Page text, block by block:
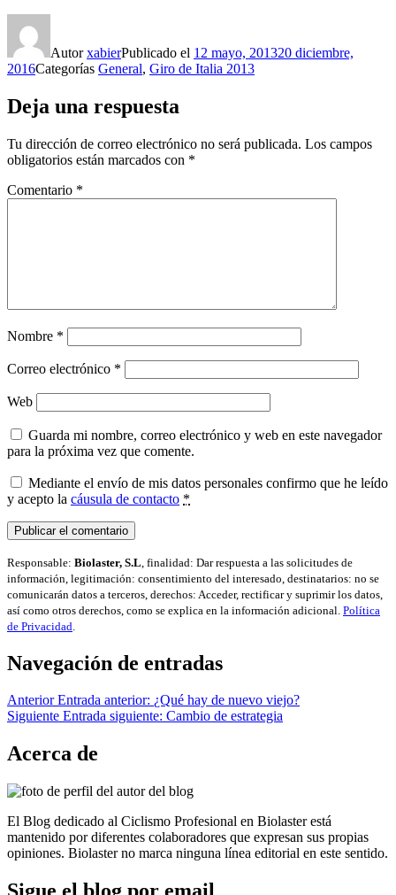
AutorxabierPublicado el 12 mayo, 201320 diciembre,
2016Categorías General, Giro de Italia 2013
Deja una respuesta
Tu dirección de correo electrónico no será publicada. Los campos
obligatorios están marcados con *
Comentario *
Nombre *
Correo electrónico *
Web
Guarda mi nombre, correo electrónico y web en este navegador
para la próxima vez que comente.
Mediante el envío de mis datos personales confirmo que he leído
y acepto la cáusula de contacto *
Responsable: Biolaster, S.L , finalidad: Dar respuesta a las solicitudes de
información, legitimación: consentimiento del interesado, destinatarios: no se
comunicarán datos a terceros, derechos: Acceder, rectificar y suprimir los datos,
así como otros derechos, como se explica en la información adicional. Política
de Privacidad
Navegación de entradas
Anterior Entrada anterior: ¿Qué hay de nuevo viejo?
Siguiente Entrada siguiente: Cambio de estrategia
Acerca de
El Blog dedicado al Ciclismo Profesional en Biolaster está
mantenido por diferentes colaboradores que expresan sus propias
opiniones. Biolaster no marca ninguna línea editorial en este sentido.